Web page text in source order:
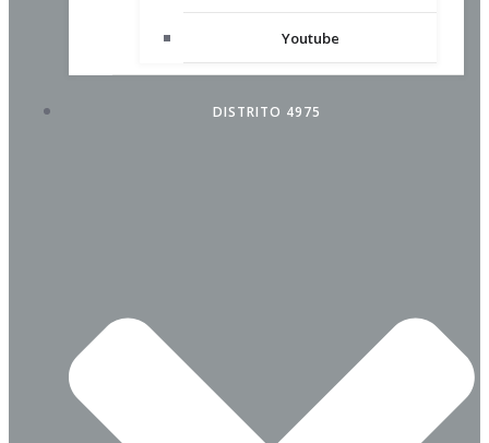
Youtube
DISTRITO 4975